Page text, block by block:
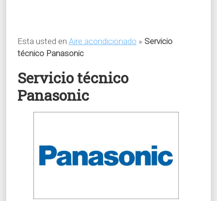
Esta usted en Aire acondicionado » Servicio
técnico Panasonic
Servicio técnico
Panasonic